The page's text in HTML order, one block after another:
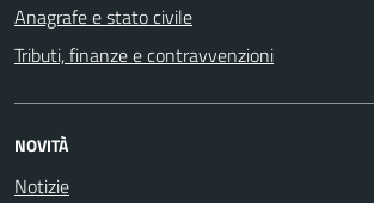
Anagrafe e stato civile
Tributi, finanze e contravvenzioni
NOVITÀ
Notizie